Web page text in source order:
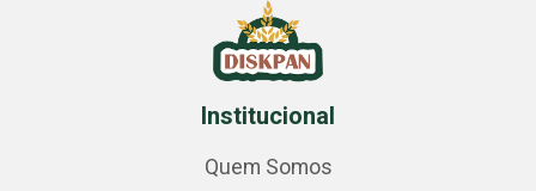
Institucional
Quem Somos